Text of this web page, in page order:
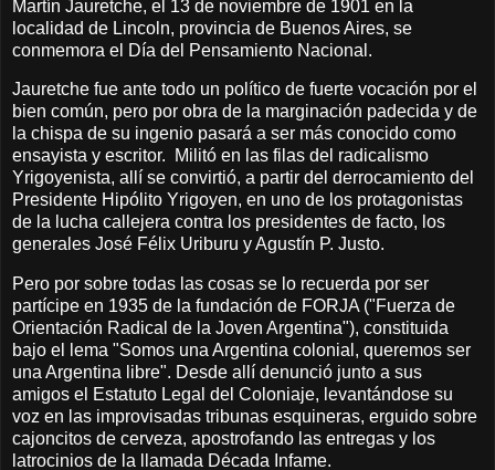
Martín Jauretche, el 13 de noviembre de 1901 en la
localidad de Lincoln, provincia de Buenos Aires, se
conmemora el Día del Pensamiento Nacional.
Jauretche fue ante todo un político de fuerte vocación por el
bien común, pero por obra de la marginación padecida y de
la chispa de su ingenio pasará a ser más conocido como
ensayista y escritor. Militó en las filas del radicalismo
Yrigoyenista, allí se convirtió, a partir del derrocamiento del
Presidente Hipólito Yrigoyen, en uno de los protagonistas
de la lucha callejera contra los presidentes de facto, los
generales José Félix Uriburu y Agustín P. Justo.
Pero por sobre todas las cosas se lo recuerda por ser
partícipe en 1935 de la fundación de FORJA ("Fuerza de
Orientación Radical de la Joven Argentina"), constituida
bajo el lema "Somos una Argentina colonial, queremos ser
una Argentina libre". Desde allí denunció junto a sus
amigos el Estatuto Legal del Coloniaje, levantándose su
voz en las improvisadas tribunas esquineras, erguido sobre
cajoncitos de cerveza, apostrofando las entregas y los
latrocinios de la llamada Década Infame.